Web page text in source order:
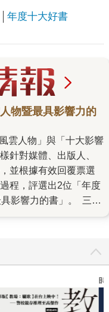
年度十大好書
物暨最具影響力的
針對媒體、出版人、
並根據有效回覆票選
程，評選出2位「年度
影響力的書」。 三采
的快世界，傳承家庭
「年度最具影響力的
缺席，其中有三本財
勵志類，醫療保健
關懷社會層面、貼近